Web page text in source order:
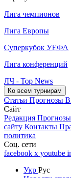
Лига чемпионов
Лига Европы
Суперкубок УЕФА
Лига конференций
ЛЧ - Top News
Ко всем турнирам
Статьи Прогнозы
Сайт
Редакция Прогнозы
сайту Контакты
политика
Соц. сети
facebook x youtube
Укр Рус